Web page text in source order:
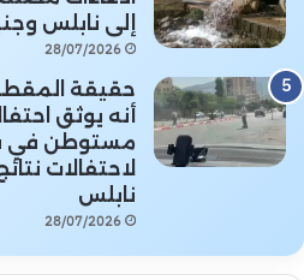
إلى نابلس
28/07/2026
حقيقة
أنه يوثق
مستوطن في
لاحتفالات
نابلس
28/07/2026